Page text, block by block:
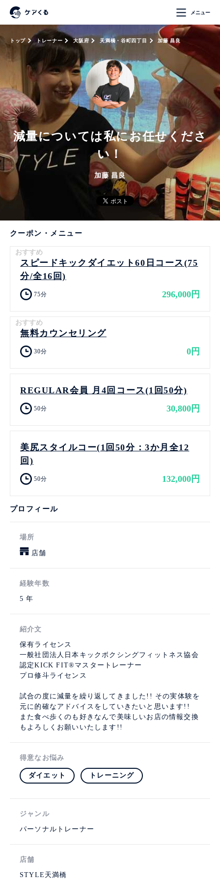
メニュー
トップ トレーナー 大阪府 天満橋・谷町四丁目 加藤 昌良
減量については私にお任せくださ
い！
加藤 昌良
クーポン・メニュー
おすすめ
スピードキックダイエット60日コース(75
分/全16回)
75分 296,000円
おすすめ
無料カウンセリング
30分 0円
REGULAR会員 月4回コース(1回50分)
50分 30,800円
美尻スタイルコー(1回50分：3か月全12
回)
50分 132,000円
プロフィール
場所
店舗
経験年数
5 年
紹介文
保有ライセンス
一般社団法人日本キックボクシングフィットネス協会
認定KICK FIT®マスタートレーナー
プロ修斗ライセンス
試合の度に減量を繰り返してきました!! その実体験を
元に的確なアドバイスをしていきたいと思います!!
また食べ歩くのも好きなんで美味しいお店の情報交換
もよろしくお願いいたします!!
得意なお悩み
ダイエット トレーニング
ジャンル
パーソナルトレーナー
店舗
STYLE天満橋